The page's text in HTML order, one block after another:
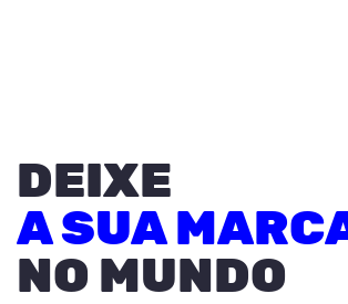
DEIXE
A SUA
NO MUNDO